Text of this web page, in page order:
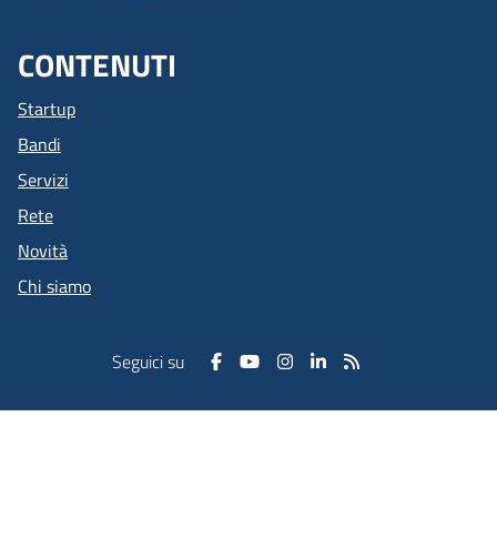
CONTENUTI
Startup
Bandi
Servizi
Rete
Novità
Chi siamo
Seguici su